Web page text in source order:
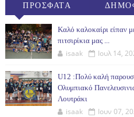
ΠΡΟΣΦΑΤΑ
Καλό καλοκαίρι είπαν
πιτσιρίκια μας ...
isaak Ιουλ 14,
U12 :Πολύ καλή
Ολυμπιακό
Λουτράκι
isaak Ιουν 07,